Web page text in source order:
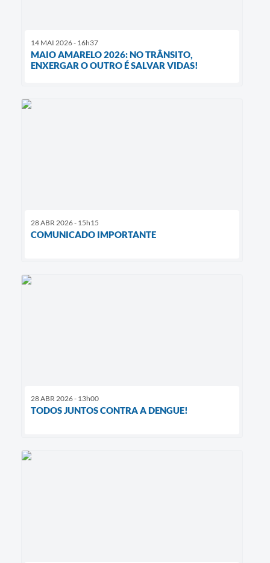
14 MAI 2026 - 16h37
MAIO AMARELO 2026: NO TRÂNSITO,
ENXERGAR O OUTRO É SALVAR VIDAS!
28 ABR 2026 - 15h15
COMUNICADO IMPORTANTE
28 ABR 2026 - 13h00
TODOS JUNTOS CONTRA A DENGUE!